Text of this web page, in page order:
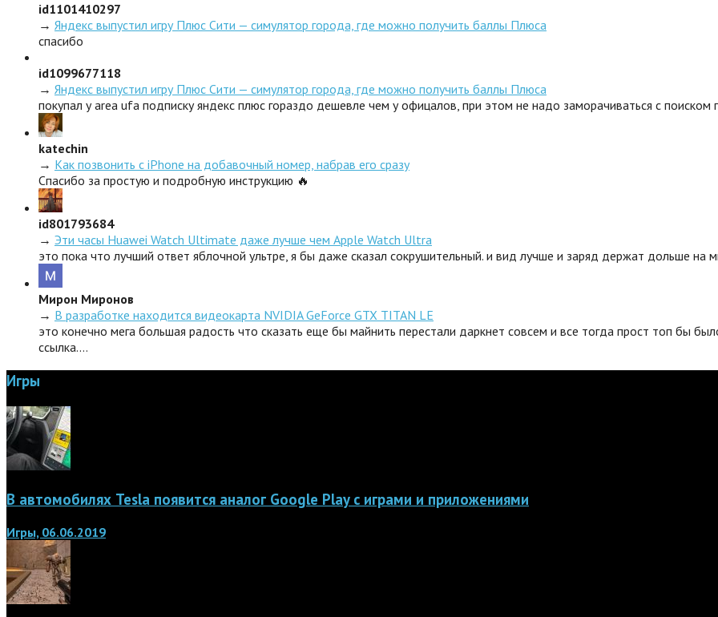
id1101410297
→ Яндекс выпустил игру Плюс Сити — симулятор города, где можно получить баллы Плюса
спасибо
id1099677118
→ Яндекс выпустил игру Плюс Сити — симулятор города, где можно получить баллы Плюса
покупал у area ufa подписку яндекс плюс гораздо дешевле чем у офицалов, при этом не надо заморачиваться с поиском
katechin
→ Как позвонить с iPhone на добавочный номер, набрав его сразу
Спасибо за простую и подробную инструкцию 🔥
id801793684
→ Эти часы Huawei Watch Ultimate даже лучше чем Apple Watch Ultra
это пока что лучший ответ яблочной ультре, я бы даже сказал сокрушительный. и вид лучше и заряд держат дольше на
Мирон Миронов
→ В разработке находится видеокарта NVIDIA GeForce GTX TITAN LE
это конечно мега большая радость что сказать еще бы майнить перестали даркнет совсем и все тогда прост топ бы
ссылка.…
Игры
В автомобилях Tesla появится аналог Google Play с играми и приложениями
Игры, 06.06.2019